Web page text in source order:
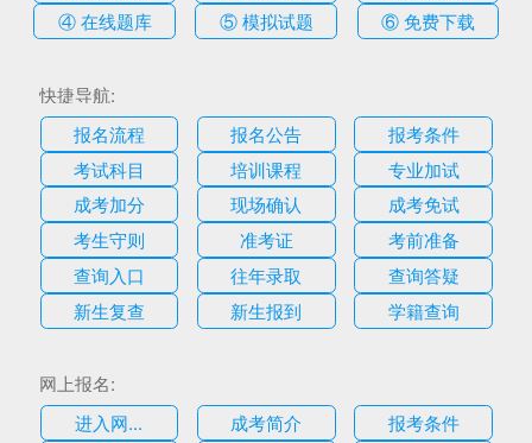
④ 在线题库
⑤ 模拟试题 ⑥ 免费下载
快捷导航:
报名流程
报名公告
报考条件
考试科目
培训课程
专业加试
成考加分
现场确认
成考免试
考生守则
准考证
考前准备
查询入口
往年录取
查询答疑
新生复查
新生报到 学籍查询
网上报名:
进入网...
成考简介
报考条件